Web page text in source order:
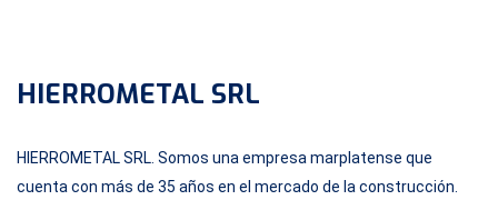
HIERROMETAL SRL
HIERROMETAL SRL. Somos una empresa marplatense que
cuenta con más de 35 años en el mercado de la construcción.